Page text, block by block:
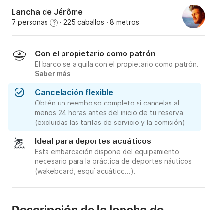
Lancha de Jérôme
7 personas ? · 225 caballos · 8 metros
Con el propietario como patrón
El barco se alquila con el propietario como patrón.
Saber más
Cancelación flexible
Obtén un reembolso completo si cancelas al
menos 24 horas antes del inicio de tu reserva
(excluidas las tarifas de servicio y la comisión).
Ideal para deportes acuáticos
Esta embarcación dispone del equipamiento
necesario para la práctica de deportes náuticos
(wakeboard, esquí acuático...).